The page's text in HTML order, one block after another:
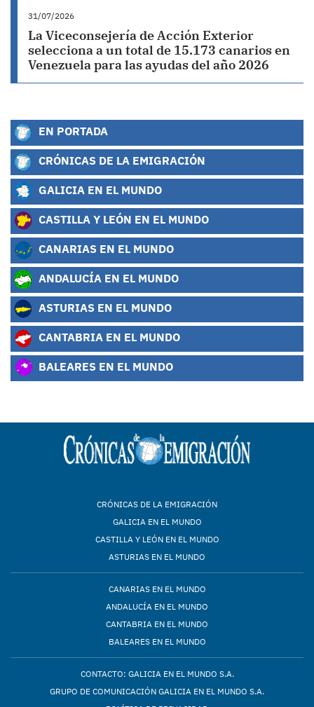
31/07/2026
La Viceconsejería de Acción Exterior
selecciona a un total de 15.173 canarios en
Venezuela para las ayudas del año 2026
EN PORTADA
CRÓNICAS DE LA EMIGRACIÓN
GALICIA EN EL MUNDO
CASTILLA Y LEÓN EN EL MUNDO
CANARIAS EN EL MUNDO
ANDALUCÍA EN EL MUNDO
ASTURIAS EN EL MUNDO
CANTABRIA EN EL MUNDO
BALEARES EN EL MUNDO
CRÓNICAS DE LA EMIGRACIÓN
GALICIA EN EL MUNDO
CASTILLA Y LEÓN EN EL MUNDO
ASTURIAS EN EL MUNDO
CANARIAS EN EL MUNDO
ANDALUCÍA EN EL MUNDO
CANTABRIA EN EL MUNDO
BALEARES EN EL MUNDO
CONTACTO: GALICIA EN EL MUNDO S.A.
GRUPO DE COMUNICACIÓN GALICIA EN EL MUNDO S.A.